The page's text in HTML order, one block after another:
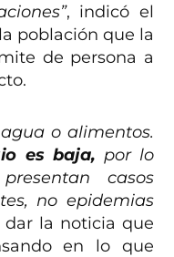
, indicó el
población que la
de persona a
o alimentos.
es baja, por lo
casos
no epidemias
dar la noticia que
en lo que